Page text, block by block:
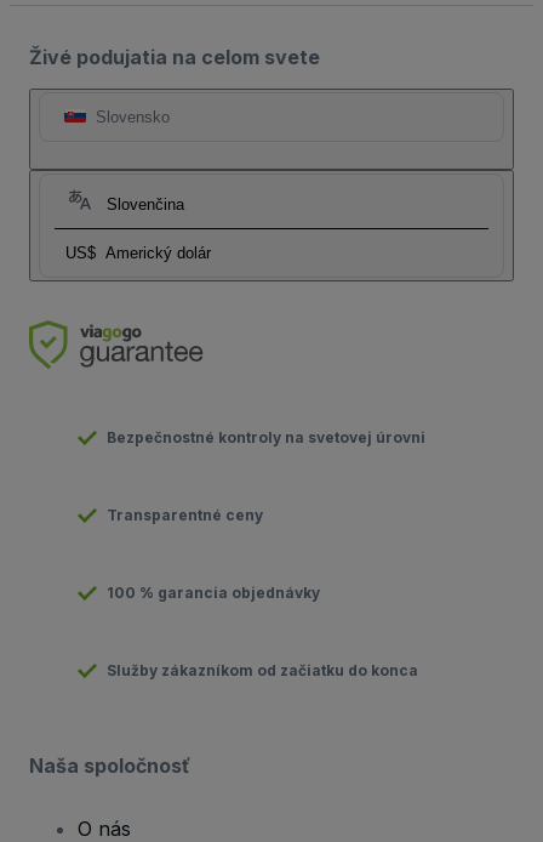
Živé podujatia na celom svete
Slovensko
Slovenčina
US$ Americký dolár
Bezpečnostné kontroly na svetovej úrovni
Transparentné ceny
100 % garancia objednávky
Služby zákazníkom od začiatku do konca
Naša spoločnosť
O nás